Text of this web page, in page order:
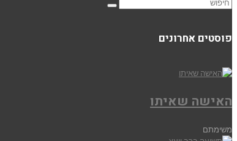
פוסטים אחרונים
האישה שאיתו
משימתם